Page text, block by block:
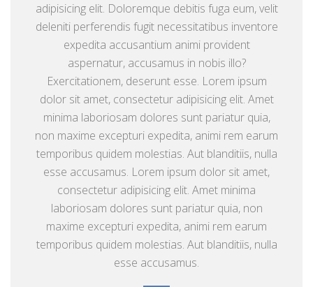
adipisicing elit. Doloremque debitis fuga eum, velit
deleniti perferendis fugit necessitatibus inventore
expedita accusantium animi provident
aspernatur, accusamus in nobis illo?
Exercitationem, deserunt esse. Lorem ipsum
dolor sit amet, consectetur adipisicing elit. Amet
minima laboriosam dolores sunt pariatur quia,
non maxime excepturi expedita, animi rem earum
temporibus quidem molestias. Aut blanditiis, nulla
esse accusamus. Lorem ipsum dolor sit amet,
consectetur adipisicing elit. Amet minima
laboriosam dolores sunt pariatur quia, non
maxime excepturi expedita, animi rem earum
temporibus quidem molestias. Aut blanditiis, nulla
esse accusamus.